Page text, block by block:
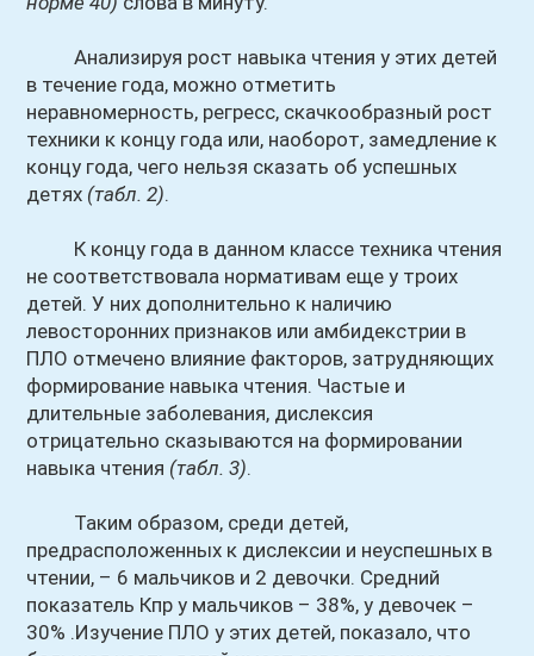
Анализируя рост навыка чтения у этих детей
в течение года, можно отметить
неравномерность, регресс, скачкообразный рост
техники к концу года или, наоборот, замедление к
концу года, чего нельзя сказать об успешных
детях (табл. 2).
К концу года в данном классе техника чтения
не соответствовала нормативам еще у троих
детей. У них дополнительно к наличию
левосторонних признаков или амбидекстрии в
ПЛО отмечено влияние факторов, затрудняющих
формирование навыка чтения. Частые и
длительные заболевания, дислексия
отрицательно сказываются на формировании
навыка чтения (табл. 3).
Таким образом, среди детей,
предрасположенных к дислексии и неуспешных в
чтении, – 6 мальчиков и 2 девочки. Средний
показатель Кпр у мальчиков – 38%, у девочек –
30% .Изучение ПЛО у этих детей, показало, что